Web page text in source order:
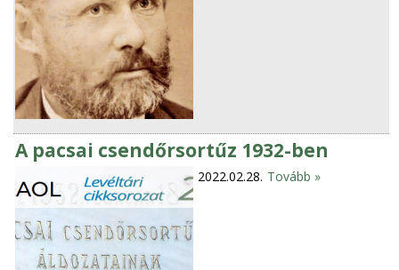
A pacsai csendőrsortűz 1932-ben
2022.02.28. Tovább »